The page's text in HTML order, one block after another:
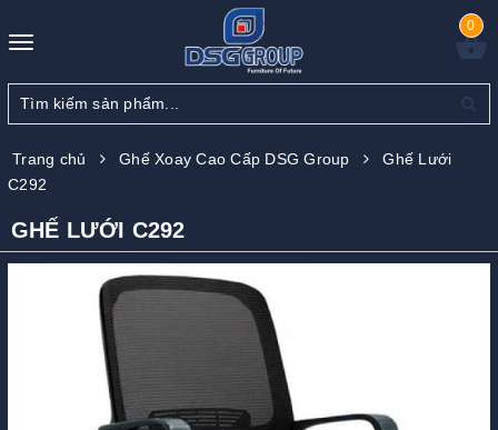
Toggle
0
Trang chủ Ghế Xoay Cao Cấp DSG Group
Ghế Lưới
C292
GHẾ LƯỚI C292